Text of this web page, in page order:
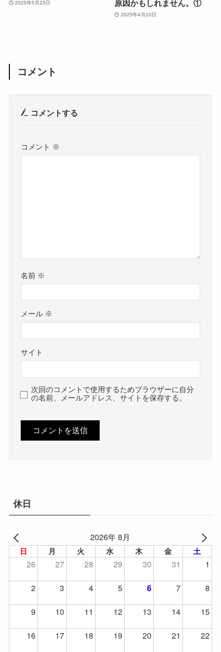
2025年5月23日 原因かもしれません。①
2025年4月10日
コメント
コメントする
コメント ※
名前 ※
メール ※
サイト
次回のコメントで使用するためブラウザーに自分
の名前、メールアドレス、サイトを保存する。
休日
2026年 8月
日 月 火 水 木 金 土
26 27 28 29 30 31
1
2
3 4 5 6 7
8
9
10 11 12 13 14
15
16
17 18 19 20 21
22